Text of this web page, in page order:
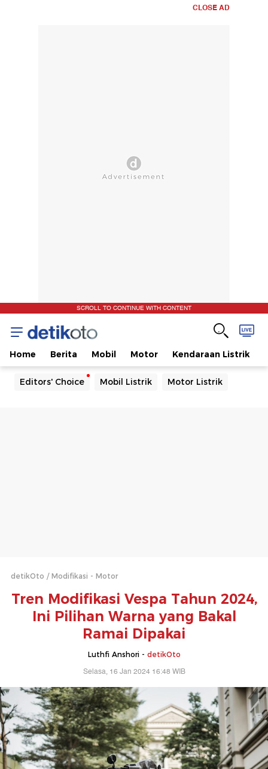
CLOSE AD
SCROLL TO CONTINUE WITH CONTENT
Home Berita Mobil Motor Kendaraan Listrik
Editors' Choice Mobil Listrik Motor Listrik
detikOto Modifikasi - Motor
Tren Modifikasi Vespa Tahun 2024,
Ini Pilihan Warna yang Bakal
Ramai Dipakai
Luthfi Anshori - detikOto
Selasa, 16 Jan 2024 16:48 WIB